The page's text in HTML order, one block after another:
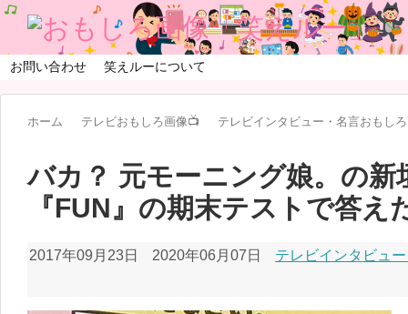
お問い合わせ 笑えルーについて
ホーム テレビおもしろ画像📺 テレビインタビュー・名言おもし
バカ？ 元モーニング娘。の新
『FUN』の期末テストで答え
2017年09月23日 2020年06月07日 テレビインタビュ